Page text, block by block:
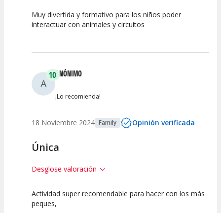
10 7.5
Guia
Muy divertida y formativo para los niños poder
interactuar con animales y circuitos
A
10ANÓNIMO
¡Lo recomienda!
18 Noviembre 2024 Family Opinión verificada
Única
Desglose valoración
10 10
Actividad super recomendable para hacer con los más
peques,